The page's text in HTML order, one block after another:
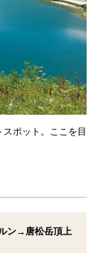
ポット。ここを目
ン→唐松岳頂上